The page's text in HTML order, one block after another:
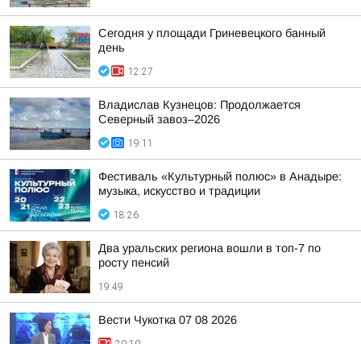
Сегодня у площади Гриневецкого банный
день
12:27
Владислав Кузнецов: Продолжается
Северный завоз–2026
19:11
Фестиваль «Культурный полюс» в Анадыре:
музыка, искусство и традиции
18:26
Два уральских региона вошли в топ-7 по
росту пенсий
19:49
Вести Чукотка 07 08 2026